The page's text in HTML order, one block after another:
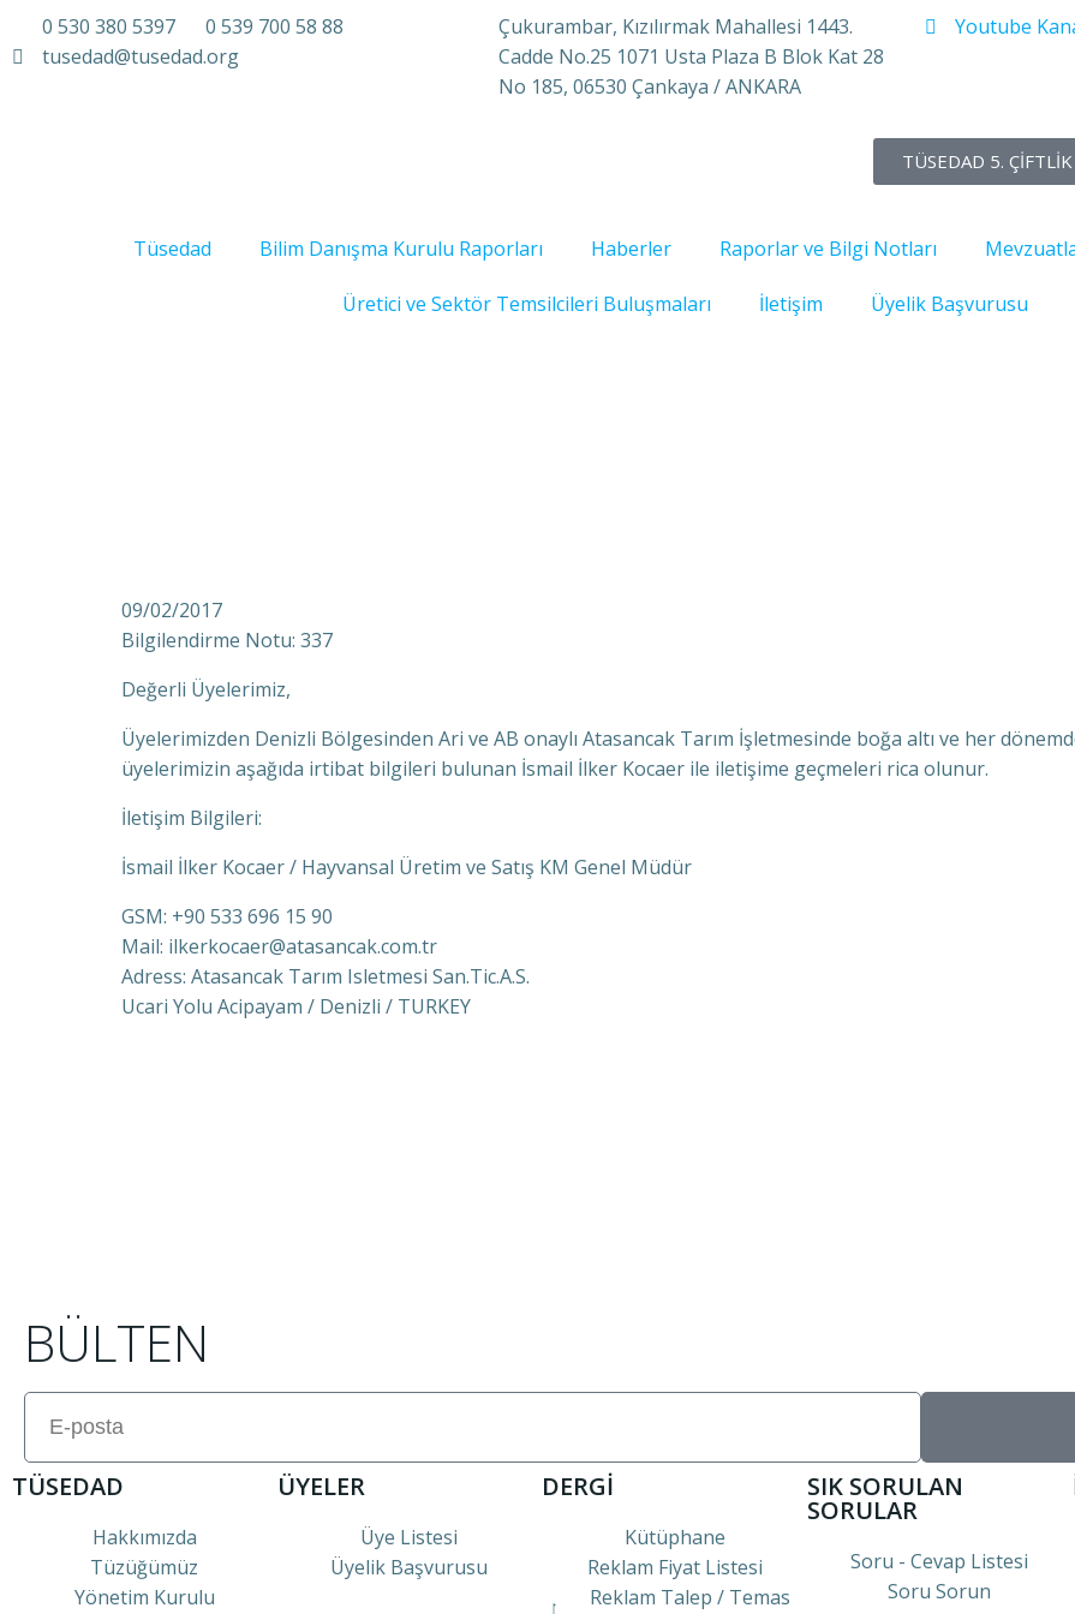
0 530 380 5397
0 539 700 58 88
tusedad@tusedad.org
Çukurambar, Kızılırmak Mahallesi 1443.
Cadde No.25 1071 Usta Plaza B Blok Kat 28
No 185, 06530 Çankaya / ANKARA
Youtube
TÜSEDAD 5.
Tüsedad Bilim Danışma Kurulu Raporları Haberler Raporlar ve Bilgi Notları
Üretici ve Sektör Temsilcileri Buluşmaları İletişim Üyelik Başvurusu
09/02/2017
Bilgilendirme Notu: 337
Değerli Üyelerimiz,
Üyelerimizden Denizli Bölgesinden Ari ve AB onaylı Atasancak Tarım İşletmesinde boğa altı ve her
üyelerimizin aşağıda irtibat bilgileri bulunan İsmail İlker Kocaer ile iletişime geçmeleri rica olunur.
İletişim Bilgileri:
İsmail İlker Kocaer / Hayvansal Üretim ve Satış KM Genel Müdür
GSM: +90 533 696 15 90
Mail: ilkerkocaer@atasancak.com.tr
Adress: Atasancak Tarım Isletmesi San.Tic.A.S.
Ucari Yolu Acipayam / Denizli / TURKEY
BÜLTEN
TÜSEDAD
Hakkımızda
Tüzüğümüz
Yönetim Kurulu
ÜYELER
Üye Listesi
Üyelik Başvurusu
DERGİ
Kütüphane
Reklam Fiyat Listesi
Reklam Talep / Temas
SIK SORULAN
SORULAR
Soru - Cevap Listesi
Soru Sorun